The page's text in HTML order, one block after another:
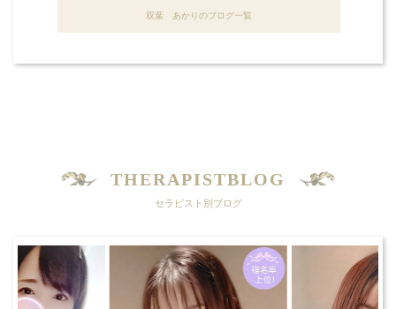
双葉 あかりのブログ一覧
THERAPISTBLOG
セラピスト別ブログ